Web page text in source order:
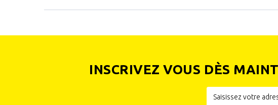
INSCRIVEZ VOUS DÈS